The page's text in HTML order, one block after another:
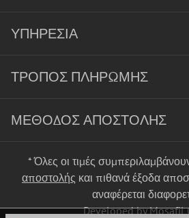
ΥΠΗΡΕΣΊΑ
ΤΡΌΠΟΣ ΠΛΗΡΩΜΉΣ
ΜΈΘΟΔΟΣ ΑΠΟΣΤΟΛΉΣ
* Όλες οι τιμές
αποστολής και πιθανά έξοδα
αναφέρεται
Developed by Mosafil